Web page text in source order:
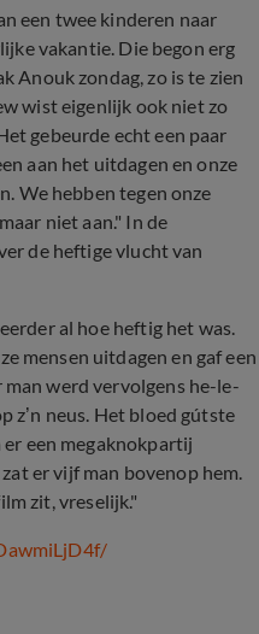
een twee kinderen naar
vakantie. Die begon erg
Anouk zondag, zo is te zien
wist eigenlijk ook niet zo
gebeurde echt een paar
aan het uitdagen en onze
We hebben tegen onze
niet aan." In de
de heftige vlucht van
al hoe heftig het was.
mensen uitdagen en gaf een
werd vervolgens he-le-
z’n neus. Het bloed gútste
een megaknokpartij
er vijf man bovenop hem.
zit, vreselijk."